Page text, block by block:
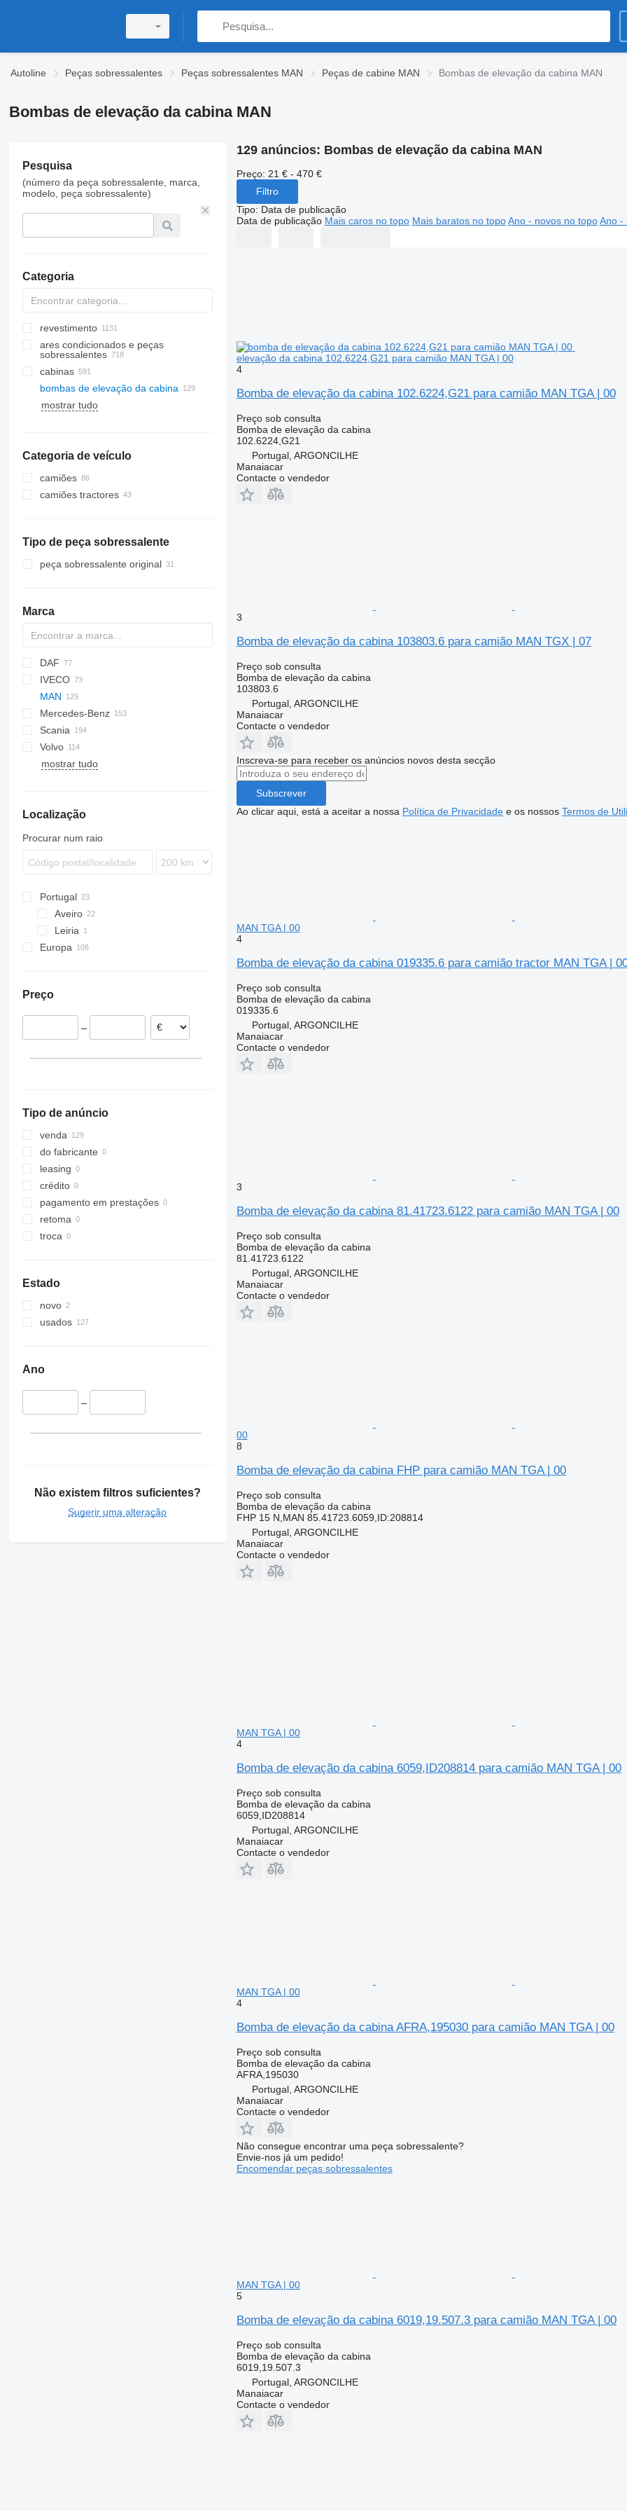
Autoline Peças sobressalentes Peças sobressalentes MAN Peças de cabine MAN Bombas de elevação da cabina MAN
Bombas de elevação da cabina MAN
Pesquisa
(número da peça sobressalente, marca,
modelo, peça sobressalente)
Categoria
revestimento
ares condicionados e peças
sobressalentes
mangueiras de ar condicionado
radiadores de ar condicionado
compressores de ar condicionado
ar condicionados automóvel
outras peças de ar condicionado
cabinas
bombas de elevação da cabina
vidros laterais
vidros traseiros
mostrar tudo
Categoria de veículo
camiões
camiões tractores
Tipo de peça sobressalente
peça sobressalente original
Marca
DAF
CF
LF
XF
Cargo
IVECO
EuroCargo
Eurotech
S-Way
Stralis
Trakker
MAN
A-series
F90
L2000
TGA
TGA 18.430
TGA 26.480
TGA 28
TGL 12.180
TGS
TGX 18.440
TGX 26.440
TGX 26.540
Mercedes-Benz
A-Class
Actros
Antos
Axor
MB
Magnum
Midlum
Premium
Scania
G-series
P-series
Volvo
A-series
FH
FM
FMX
mostrar tudo
Localização
Procurar num raio
Portugal
Aveiro
Leiria
Europa
Polónia
Espanha
Preço
–
Tipo de anúncio
venda
do fabricante
leasing
crédito
pagamento em prestações
retoma
troca
Estado
novo
usados
Ano
–
Não existem filtros suficientes?
Sugerir uma alteração
129 anúncios: Bombas de elevação da cabina MAN
Preço: 21 € - 470 €
Filtro
Tipo: Data de publicação
Data de publicação Mais caros no topo Mais baratos no topo Ano - novos no topo Ano -
elevação da cabina 102.6224,G21 para camião MAN TGA | 00
4
Bomba de elevação da cabina 102.6224,G21 para camião MAN TGA | 00
Preço sob consulta
Bomba de elevação da cabina
102.6224,G21
Portugal, ARGONCILHE
Manaiacar
Contacte o vendedor
3
Bomba de elevação da cabina 103803.6 para camião MAN TGX | 07
Preço sob consulta
Bomba de elevação da cabina
103803.6
Portugal, ARGONCILHE
Manaiacar
Contacte o vendedor
Inscreva-se para receber os anúncios novos desta secção
Subscrever
Ao clicar aqui, está a aceitar a nossa Política de Privacidadee os nossos Termos de
MAN TGA | 00
4
Bomba de elevação da cabina 019335.6 para camião tractor MAN TGA |
Preço sob consulta
Bomba de elevação da cabina
019335.6
Portugal, ARGONCILHE
Manaiacar
Contacte o vendedor
3
Bomba de elevação da cabina 81.41723.6122 para camião MAN TGA | 00
Preço sob consulta
Bomba de elevação da cabina
81.41723.6122
Portugal, ARGONCILHE
Manaiacar
Contacte o vendedor
00
8
Bomba de elevação da cabina FHP para camião MAN TGA | 00
Preço sob consulta
Bomba de elevação da cabina
FHP 15 N,MAN 85.41723.6059,ID:208814
Portugal, ARGONCILHE
Manaiacar
Contacte o vendedor
MAN TGA | 00
4
Bomba de elevação da cabina 6059,ID208814 para camião MAN TGA | 00
Preço sob consulta
Bomba de elevação da cabina
6059,ID208814
Portugal, ARGONCILHE
Manaiacar
Contacte o vendedor
MAN TGA | 00
4
Bomba de elevação da cabina AFRA,195030 para camião MAN TGA | 00
Preço sob consulta
Bomba de elevação da cabina
AFRA,195030
Portugal, ARGONCILHE
Manaiacar
Contacte o vendedor
Não consegue encontrar uma peça sobressalente?
Envie-nos já um pedido!
Encomendar peças sobressalentes
MAN TGA | 00
5
Bomba de elevação da cabina 6019,19.507.3 para camião MAN TGA | 00
Preço sob consulta
Bomba de elevação da cabina
6019,19.507.3
Portugal, ARGONCILHE
Manaiacar
Contacte o vendedor